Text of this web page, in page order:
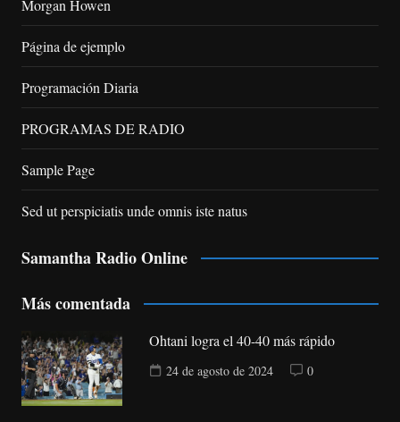
Morgan Howen
Página de ejemplo
Programación Diaria
PROGRAMAS DE RADIO
Sample Page
Sed ut perspiciatis unde omnis iste natus
Samantha Radio Online
Más comentada
Ohtani logra el 40-40 más rápido
24 de agosto de 2024 0